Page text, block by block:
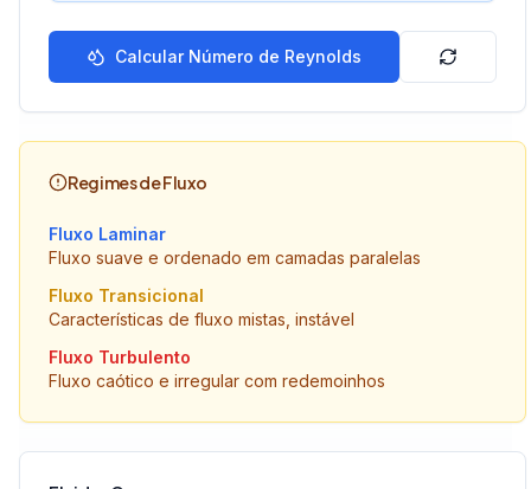
Calcular Número de Reynolds
Regimes de Fluxo
Fluxo Laminar
Fluxo suave e ordenado em camadas paralelas
Fluxo Transicional
Características de fluxo mistas, instável
Fluxo Turbulento
Fluxo caótico e irregular com redemoinhos